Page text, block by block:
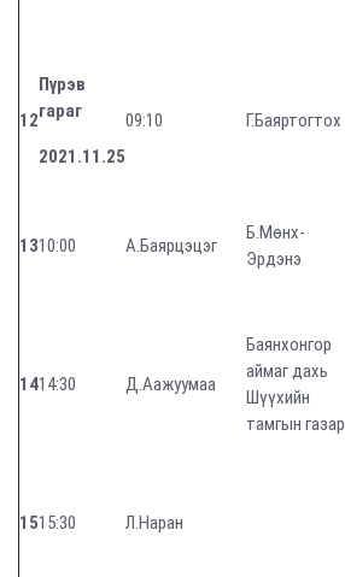
12
Пүрэв
гараг
2021.11.25
09:10 Г.Баяртогтох
1310:00 А.Баярцэцэг
Б.Мөнх-
Эрдэнэ
1414:30 Д.Аажуумаа
Баянхонгор
аймаг дахь
Шүүхийн
тамгын газар
1515:30 Л.Наран